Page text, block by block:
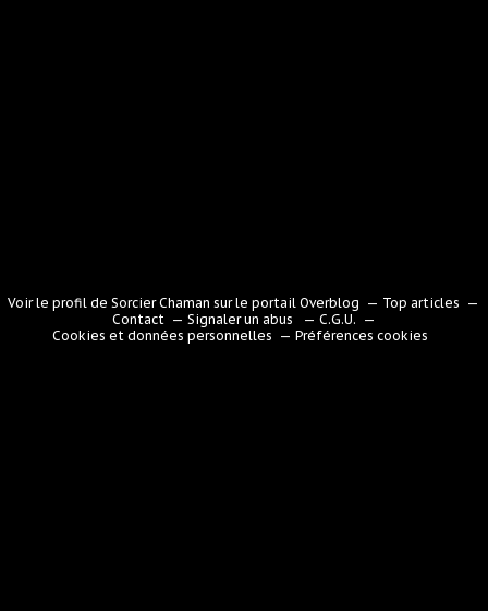
Voir le profil deSorcier Chaman sur le portail Overblog
Top articles
Contact
Signaler un abus
C.G.U.
Cookies et données personnelles
Préférences cookies